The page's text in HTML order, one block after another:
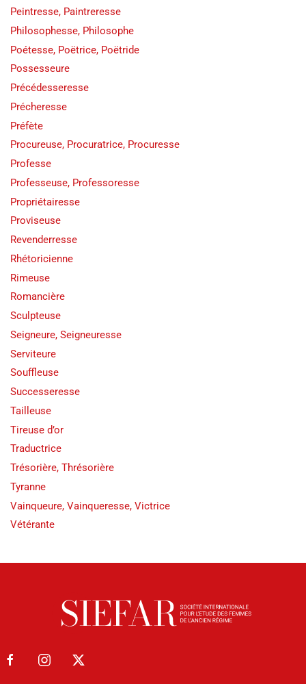
Peintresse, Paintreresse
Philosophesse, Philosophe
Poétesse, Poëtrice, Poëtride
Possesseure
Précédesseresse
Précheresse
Préfète
Procureuse, Procuratrice, Procuresse
Professe
Professeuse, Professoresse
Propriétairesse
Proviseuse
Revenderresse
Rhétoricienne
Rimeuse
Romancière
Sculpteuse
Seigneure, Seigneuresse
Serviteure
Souffleuse
Successeresse
Tailleuse
Tireuse d’or
Traductrice
Trésorière, Thrésorière
Tyranne
Vainqueure, Vainqueresse, Victrice
Vétérante